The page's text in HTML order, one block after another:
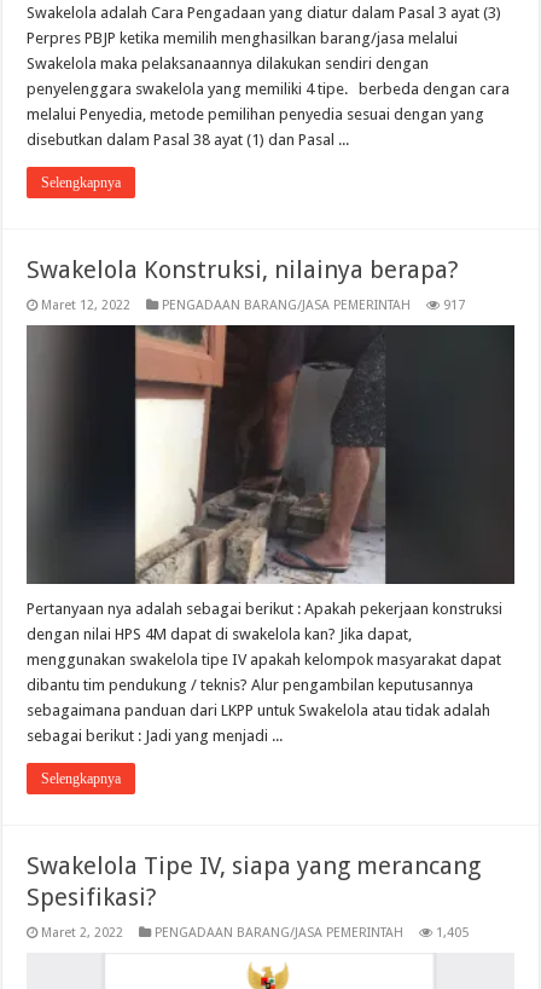
Swakelola adalah Cara Pengadaan yang diatur dalam Pasal 3 ayat (3)
Perpres PBJP ketika memilih menghasilkan barang/jasa melalui
Swakelola maka pelaksanaannya dilakukan sendiri dengan
penyelenggara swakelola yang memiliki 4 tipe. berbeda dengan cara
melalui Penyedia, metode pemilihan penyedia sesuai dengan yang
disebutkan dalam Pasal 38 ayat (1) dan Pasal ...
Selengkapnya
Swakelola Konstruksi, nilainya berapa?
Maret 12, 2022 PENGADAAN BARANG/JASA PEMERINTAH 917
Pertanyaan nya adalah sebagai berikut : Apakah pekerjaan konstruksi
dengan nilai HPS 4M dapat di swakelola kan? Jika dapat,
menggunakan swakelola tipe IV apakah kelompok masyarakat dapat
dibantu tim pendukung / teknis? Alur pengambilan keputusannya
sebagaimana panduan dari LKPP untuk Swakelola atau tidak adalah
sebagai berikut : Jadi yang menjadi ...
Selengkapnya
Swakelola Tipe IV, siapa yang merancang
Spesifikasi?
Maret 2, 2022 PENGADAAN BARANG/JASA PEMERINTAH 1,405